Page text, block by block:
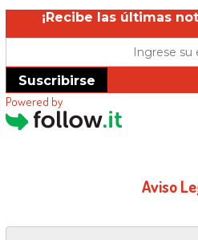
¡Recibe las últimas
Suscribirse
Powered by
Aviso